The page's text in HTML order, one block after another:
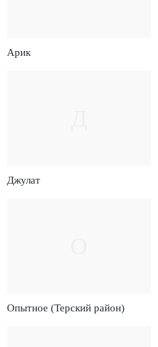
Арик
Джулат
Опытное (Терский район)